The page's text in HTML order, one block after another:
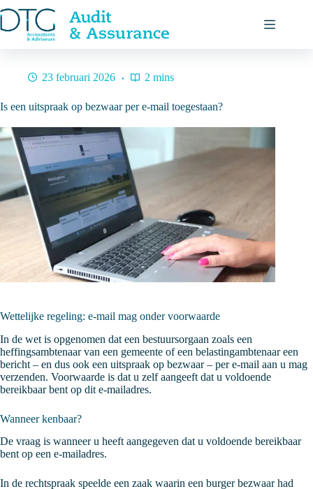
naar
de
inhoud
23 februari 2026 2 mins
Is een uitspraak op bezwaar per e-mail toegestaan?
Wettelijke regeling: e-mail mag onder voorwaarde
In de wet is opgenomen dat een bestuursorgaan zoals een
heffingsambtenaar van een gemeente of een belastingambtenaar een
bericht – en dus ook een uitspraak op bezwaar – per e-mail aan u mag
verzenden. Voorwaarde is dat u zelf aangeeft dat u voldoende
bereikbaar bent op dit e-mailadres.
Wanneer kenbaar?
De vraag is wanneer u heeft aangegeven dat u voldoende bereikbaar
bent op een e-mailadres.
In de rechtspraak speelde een zaak waarin een burger bezwaar had